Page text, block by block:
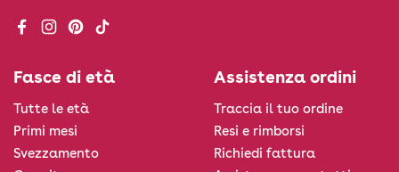
Facebook
Instagram
Pinterest
TikTok
Fasce di età
Tutte le età
Primi mesi
Svezzamento
Assistenza ordini
Traccia il tuo ordine
Resi e rimborsi
Richiedi fattura